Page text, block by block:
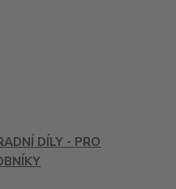
DÍLY - PRO